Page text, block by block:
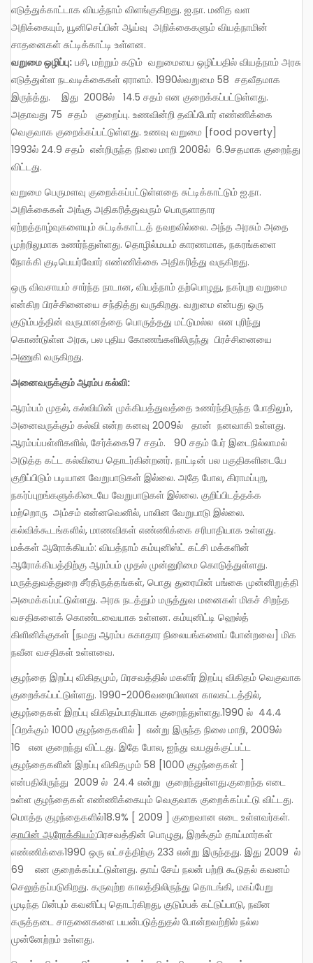
எடுத்துக்காட்டாக வியத்நாம் விளங்குகிறது. ஐ.நா. மனித வள
அறிக்கையும், யூனிசெப்பின் ஆய்வு அறிக்கைகளும் வியத்நாமின்
சாதனைகள் சுட்டிக்காட்டி உள்ளன.
வறுமை ஒழிப்பு: பசி, மற்றும் கடும் வறுமையை ஒழிப்பதில் வியத்நாம் அரசு
எடுத்துள்ள நடவடிக்கைகள் ஏராளம். 1990ல்வறுமை 58 சதவீதமாக
இருந்த்து. இது 2008ல் 14.5 சதம் என குறைக்கப்பட்டுள்ளது.
அதாவது 75 சதம் குறைப்பு. உணவின்றி தவிப்போர் எண்ணிக்கை
வெகுவாக குறைக்கப்பட்டுள்ளது. உணவு வறுமை [food poverty]
1993ல் 24.9 சதம் என்றிருந்த நிலை மாறி 2008ல் 6.9சதமாக குறைந்து
விட்டது.
வறுமை பெருமளவு குறைக்கப்பட்டுள்ளதை சுட்டிக்காட்டும் ஐ.நா.
அறிக்கைகள் அங்கு அதிகரித்துவரும் பொருளாதார
ஏற்றத்தாழ்வுகளையும் சுட்டிக்காட்டத் தவறவில்லை. அந்த அரசும் அதை
முற்றிலுமாக உணர்ந்துள்ளது. தொழில்மயம் காரணமாக, நகரங்களை
நோக்கி குடிபெயர்வோர் எண்ணிக்கை அதிகரித்து வருகிறது.
ஒரு விவசாயம் சார்ந்த நாடான, வியத்நாம் தற்பொழது, நகர்புற வறுமை
என்கிற பிரச்சினையை சந்தித்து வருகிறது. வறுமை என்பது ஒரு
குடும்பத்தின் வருமானத்தை பொருத்தது மட்டுமல்ல என புரிந்து
கொண்டுள்ள அரசு, பல புதிய கோணங்களிலிருந்து பிரச்சினையை
அணுகி வருகிறது.
அனைவருக்கும் ஆரம்ப கல்வி:
ஆரம்பம் முதல், கல்வியின் முக்கியத்துவத்தை உணர்ந்திருந்த போதிலும்,
அனைவருக்கும் கல்வி என்ற கனவு 2009ல் தான் நனவாகி உள்ளது.
ஆரம்பப்பள்ளிகளில், சேர்க்கை97 சதம். 90 சதம் பேர் இடைநில்லாமல்
அடுத்த கட்ட கல்வியை தொடர்கின்றனர். நாட்டின் பல பகுதிகளிடையே
குறிப்பிடும் படியான வேறுபாடுகள் இல்லை. அதே போல, கிராமப்புற,
நகர்ப்புறங்களுக்கிடையே வேறுபாடுகள் இல்லை. குறிப்பிடத்தக்க
மற்றொரு அம்சம் என்னவெனில், பாலின வேறுபாடு இல்லை.
கல்விக்கூடங்களில், மாணவிகள் எண்ணிக்கை சரிபாதியாக உள்ளது.
மக்கள் ஆரோக்கியம்: வியத்நாம் கம்யுனிஸ்ட் கட்சி மக்களின்
ஆரோக்கியத்திற்கு ஆரம்பம் முதல் முன்னுரிமை கொடுத்துள்ளது.
மருத்துவத்துறை சீர்திருத்தங்கள், பொது துரையின் பங்கை முன்னிறுத்தி
அமைக்கப்பட்டுள்ளது. அரசு நடத்தும் மருத்துவ மனைகள் மிகச் சிறந்த
வசதிகளைக் கொண்டவையாக உள்ளன. கம்யுனிட்டி ஹெல்த்
கிளினிக்குகள் [நமது ஆரம்ப சுகாதார நிலையங்களைப் போன்றவை] மிக
நவீன வசதிகள் உள்ளவை.
குழந்தை இறப்பு விகிதமும், பிரசவத்தில் மகளிர் இறப்பு விகிதம் வெகுவாக
குறைக்கப்பட்டுள்ளது. 1990-2006வரையிலான காலகட்டத்தில்,
குழந்தைகள் இறப்பு விகிதம்பாதியாக குறைந்துள்ளது.1990 ல் 44.4
[பிறக்கும் 1000 குழந்தைகளில் ] என்று இருந்த நிலை மாறி, 2009ல்
16 என குறைந்து விட்டது. இதே போல, ஐந்து வயதுக்குட்பட்ட
குழந்தைகளின் இறப்பு விகிதமும் 58 [1000 குழந்தைகள் ]
என்பதிலிருந்து 2009 ல் 24.4 என்று குறைந்துள்ளது.குறைந்த எடை
உள்ள குழந்தைகள் எண்ணிக்கையும் வெகுவாக குறைக்கப்பட்டு விட்டது.
மொத்த குழந்தைகளில்18.9% [ 2009 ] குறைவான எடை உள்ளவர்கள்.
தாயின் ஆரோக்கியம்:பிரசவத்தின் பொழுது, இறக்கும் தாய்மார்கள்
எண்ணிக்கை1990 ஒரு லட்சத்திற்கு 233 என்று இருந்தது. இது 2009 ல்
69 என குறைக்கப்பட்டுள்ளது. தாய் சேய் நலன் பற்றி கூடுதல் கவனம்
செலுத்தப்படுகிறது. கருவுற்ற காலத்திலிருந்து தொடங்கி, மகப்பேறு
முடிந்த பின்பும் கவனிப்பு தொடர்கிறது, குடும்பக் கட்டுப்பாடு, நவீன
கருத்தடை சாதனைகளை பயன்படுத்துதல் போன்றவற்றில் நல்ல
முன்னேற்றம் உள்ளது.